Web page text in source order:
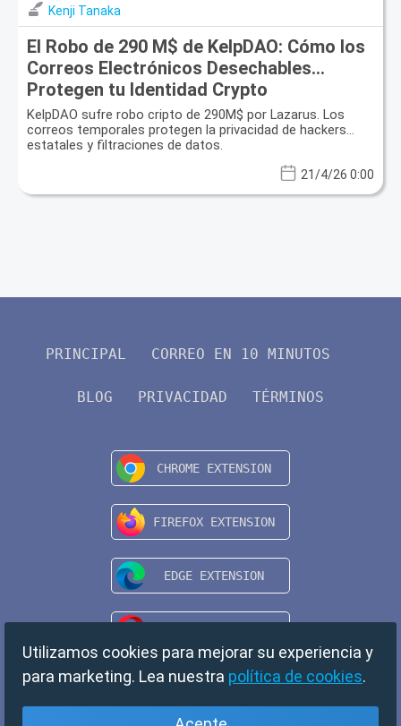
Kenji Tanaka
El Robo de 290 M$ de KelpDAO: Cómo los
Correos Electrónicos Desechables
Protegen tu Identidad Crypto
KelpDAO sufre robo cripto de 290M$ por Lazarus. Los
correos temporales protegen la privacidad de hackers
estatales y filtraciones de datos.
21/4/26 0:00
PRINCIPAL CORREO EN 10 MINUTOS
BLOG PRIVACIDAD TÉRMINOS
Utilizamos cookies para mejorar su experiencia y
para marketing. Lea nuestra política de cookies.